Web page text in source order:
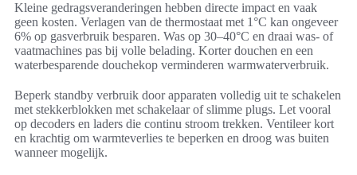
Kleine gedragsveranderingen hebben directe impact en vaak
geen kosten. Verlagen van de thermostaat met 1°C kan ongeveer
6% op gasverbruik besparen. Was op 30–40°C en draai was- of
vaatmachines pas bij volle belading. Korter douchen en een
waterbesparende douchekop verminderen warmwaterverbruik.
Beperk standby verbruik door apparaten volledig uit te schakelen
met stekkerblokken met schakelaar of slimme plugs. Let vooral
op decoders en laders die continu stroom trekken. Ventileer kort
en krachtig om warmteverlies te beperken en droog was buiten
wanneer mogelijk.